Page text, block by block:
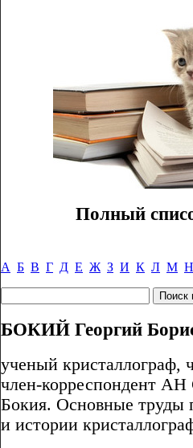
Полный
А Б В Г Д Е Ж З И К Л М Н
БОКИЙ Георгий
ученый кристаллограф,
член-корреспондент
Бокия. Основные труды
и истории